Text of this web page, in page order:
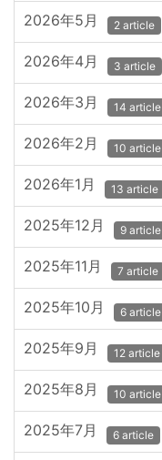
2026年5月 2 article
2026年4月 3 article
2026年3月 14 article
2026年2月 10 article
2026年1月 13 article
2025年12月 9 article
2025年11月 7 article
2025年10月 6 article
2025年9月 12 article
2025年8月 10 article
2025年7月 6 article